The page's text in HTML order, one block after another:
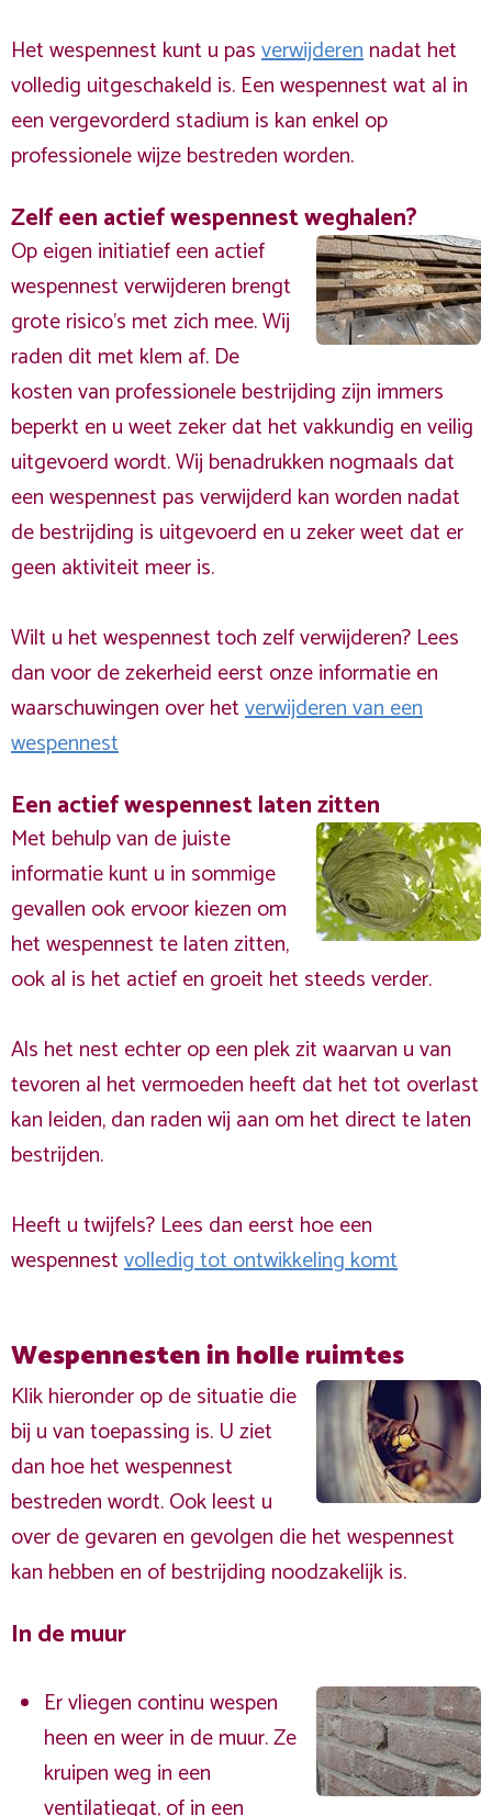
Het wespennest kunt u pasverwijderennadat het
volledig uitgeschakeld is. Een wespennest wat al in
een vergevorderd stadium is kan enkel op
professionele wijze bestreden worden.
Zelf een actief wespennest weghalen?
Op eigen initiatief een actief
wespennest verwijderen brengt
grote risico’s met zich mee. Wij
raden dit met klem af. De
kosten van professionele bestrijding zijn immers
beperkt en u weet zeker dat het vakkundig en veilig
uitgevoerd wordt. Wij benadrukken nogmaals dat
een wespennest pas verwijderd kan worden nadat
de bestrijding is uitgevoerd en u zeker weet dat er
geen aktiviteit meer is.
Wilt u het wespennest toch zelf verwijderen? Lees
dan voor de zekerheid eerst onze informatie en
waarschuwingen over hetverwijderen van een
wespennest
Een actief wespennest laten zitten
Met behulp van de juiste
informatie kunt u in sommige
gevallen ook ervoor kiezen om
het wespennest te laten zitten,
ook al is het actief en groeit het steeds verder.
Als het nest echter op een plek zit waarvan u van
tevoren al het vermoeden heeft dat het tot overlast
kan leiden, dan raden wij aan om het direct te laten
bestrijden.
Heeft u twijfels? Lees dan eerst hoe een
wespennestvolledig tot ontwikkeling komt
Wespennesten in holle ruimtes
Klik hieronder op de situatie die
bij u van toepassing is. U ziet
dan hoe het wespennest
bestreden wordt. Ook leest u
over de gevaren en gevolgen die het wespennest
kan hebben en of bestrijding noodzakelijk is.
In de muur
Er vliegen continu wespen
heen en weer in de muur. Ze
kruipen weg in een